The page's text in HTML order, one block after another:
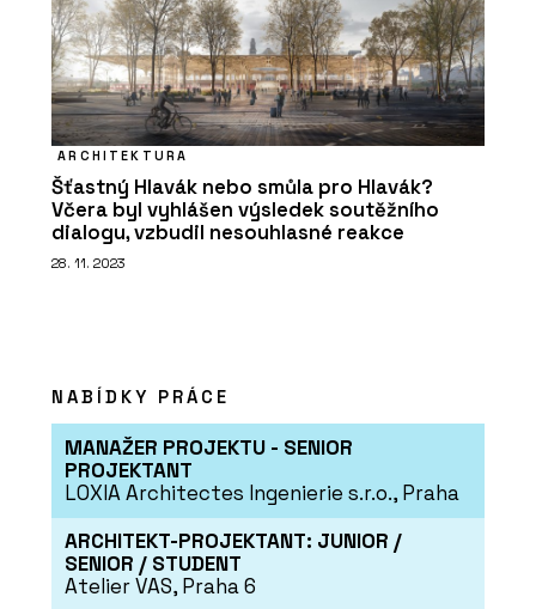
ARCHITEKTURA
Šťastný Hlavák nebo smůla pro Hlavák?
Včera byl vyhlášen výsledek soutěžního
dialogu, vzbudil nesouhlasné reakce
28. 11. 2023
NABÍDKY PRÁCE
MANAŽER PROJEKTU - SENIOR
PROJEKTANT
LOXIA Architectes Ingenierie s.r.o., Praha
ARCHITEKT-PROJEKTANT: JUNIOR /
SENIOR / STUDENT
Atelier VAS, Praha 6